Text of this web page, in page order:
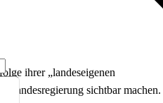
ihrer „landeseigenen
Landesregierung sichtbar machen.